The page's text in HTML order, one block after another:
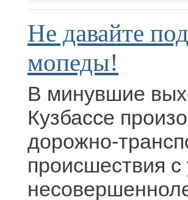
Не давайте
мопеды!
В минувшие
Кузбассе
дорожно-
происшествия с